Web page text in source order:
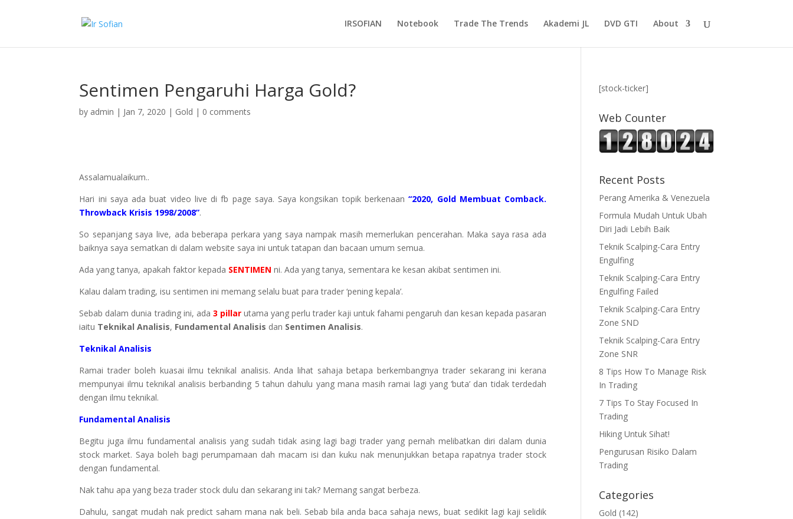
IRSOFIAN Notebook Trade The Trends Akademi JL DVD GTI About
Sentimen Pengaruhi Harga Gold?
by admin | Jan 7, 2020 | Gold | 0 comments
Assalamualaikum..
Hari ini saya ada buat video live di fb page saya. Saya kongsikan topik berkenaan“2020, Gold Membuat Comback.
Throwback Krisis 1998/2008”.
So sepanjang saya live, ada beberapa perkara yang saya nampak masih memerlukan pencerahan. Maka saya rasa ada
baiknya saya sematkan di dalam website saya ini untuk tatapan dan bacaan umum semua.
Ada yang tanya, apakah faktor kepada SENTIMEN ni. Ada yang tanya, sementara ke kesan akibat sentimen ini.
Kalau dalam trading, isu sentimen ini memang selalu buat para trader ‘pening kepala’.
Sebab dalam dunia trading ini, ada 3 pillar utama yang perlu trader kaji untuk fahami pengaruh dan kesan kepada pasaran
iaitu Teknikal Analisis, Fundamental Analisis dan Sentimen Analisis.
Teknikal Analisis
Ramai trader boleh kuasai ilmu teknikal analisis. Anda lihat sahaja betapa berkembangnya trader sekarang ini kerana
mempunyai ilmu teknikal analisis berbanding 5 tahun dahulu yang mana masih ramai lagi yang ‘buta’ dan tidak terdedah
dengan ilmu teknikal.
Fundamental Analisis
Begitu juga ilmu fundamental analisis yang sudah tidak asing lagi bagi trader yang pernah melibatkan diri dalam dunia
stock market. Saya boleh bagi perumpamaan dah macam isi dan kuku nak menunjukkan betapa rapatnya trader stock
dengan fundamental.
Nak tahu apa yang beza trader stock dulu dan sekarang ini tak? Memang sangat berbeza.
Dahulu, sangat mudah nak predict saham mana nak beli. Sebab bila anda baca sahaja news, buat sedikit lagi kaji selidik
[stock-ticker]
Web Counter
Recent Posts
Perang Amerika & Venezuela
Formula Mudah Untuk Ubah
Diri Jadi Lebih Baik
Teknik Scalping-Cara Entry
Engulfing
Teknik Scalping-Cara Entry
Engulfing Failed
Teknik Scalping-Cara Entry
Zone SND
Teknik Scalping-Cara Entry
Zone SNR
8 Tips How To Manage Risk
In Trading
7 Tips To Stay Focused In
Trading
Hiking Untuk Sihat!
Pengurusan Risiko Dalam
Trading
Categories
Gold (142)